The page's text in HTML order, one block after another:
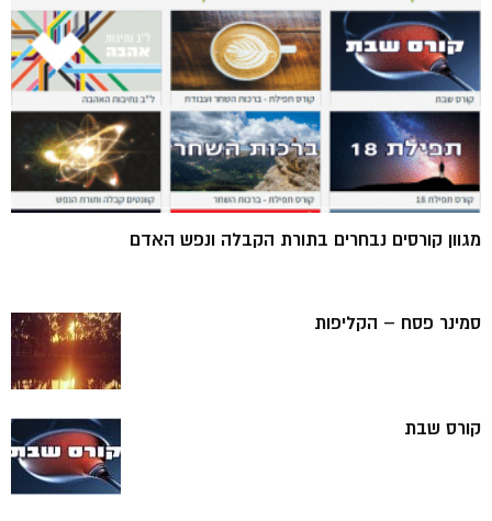
מגוון קורסים נבחרים בתורת הקבלה ונפש האדם
סמינר פסח – הקליפות
קורס שבת